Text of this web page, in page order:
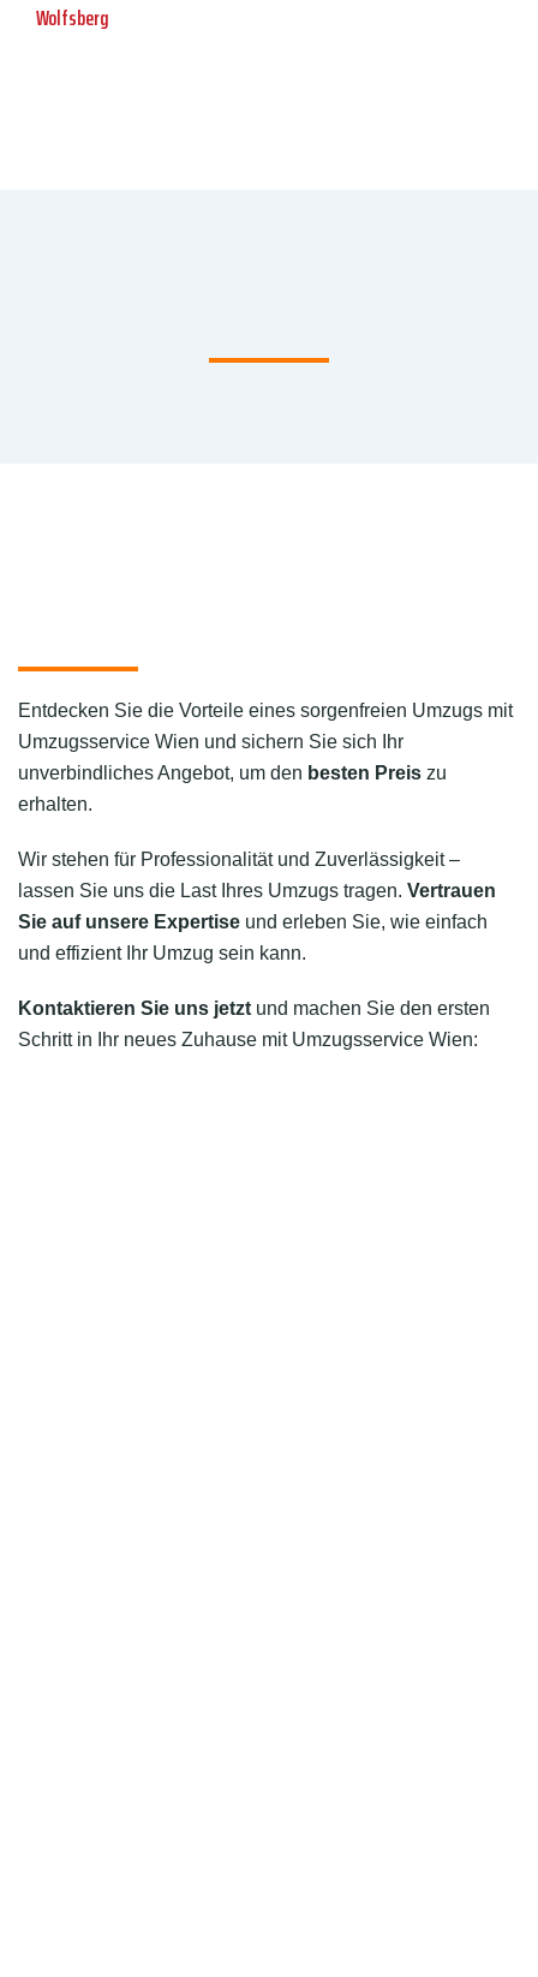
Wolfsberg
Entdecken Sie die Vorteile eines sorgenfreien Umzugs mit
Umzugsservice Wien und sichern Sie sich Ihr
unverbindliches Angebot, um den besten Preis zu
erhalten.
Wir stehen für Professionalität und Zuverlässigkeit –
lassen Sie uns die Last Ihres Umzugs tragen. Vertrauen
Sie auf unsere Expertise und erleben Sie, wie einfach
und effizient Ihr Umzug sein kann.
Kontaktieren Sie uns jetzt und machen Sie den ersten
Schritt in Ihr neues Zuhause mit Umzugsservice Wien: